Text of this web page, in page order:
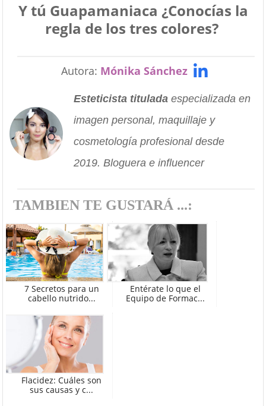
Y tú Guapamaniaca ¿Conocías la
regla de los tres colores?
Autora: Mónika Sánchez
Esteticista tituladaespecializada en
imagen personal, maquillaje y
cosmetología profesional desde
2019. Bloguera e influencer
TAMBIEN TE GUSTARÁ ...:
7 Secretos para un
cabello nutrido...
Entérate lo que el
Equipo de Formac...
Flacidez: Cuáles son
sus causas y c...